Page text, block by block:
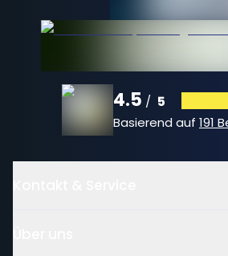
4.5 / 5
Basierend auf 191